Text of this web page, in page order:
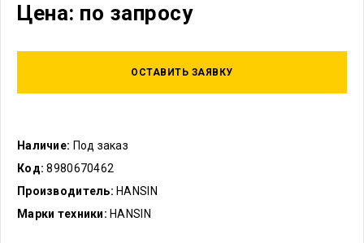
Наличие: Под заказ
Код: 8980670462
Производитель: HANSIN
Марки техники: HANSIN
Цена: по запросу
ОСТАВИТЬ ЗАЯВКУ